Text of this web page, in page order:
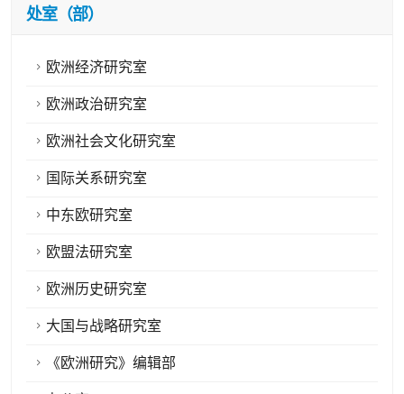
处室（部）
欧洲经济研究室
欧洲政治研究室
欧洲社会文化研究室
国际关系研究室
中东欧研究室
欧盟法研究室
欧洲历史研究室
大国与战略研究室
《欧洲研究》编辑部